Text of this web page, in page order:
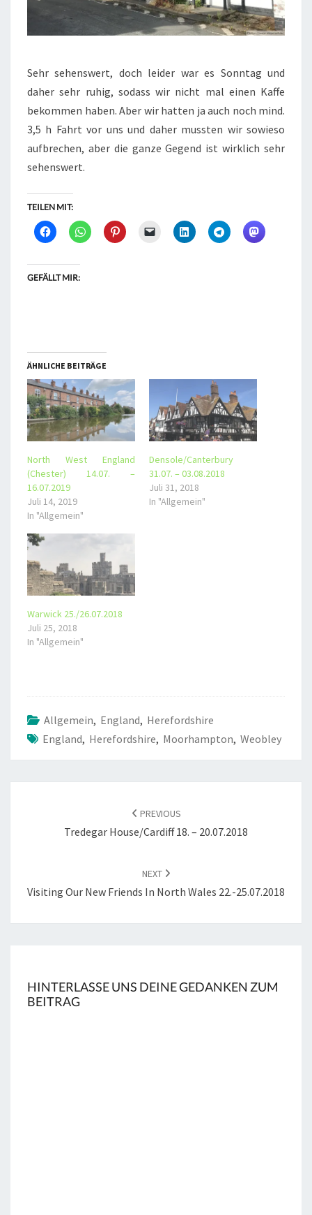
Sehr sehenswert, doch leider war es Sonntag und
daher sehr ruhig, sodass wir nicht mal einen Kaffe
bekommen haben. Aber wir hatten ja auch noch mind.
3,5 h Fahrt vor uns und daher mussten wir sowieso
aufbrechen, aber die ganze Gegend ist wirklich sehr
sehenswert.
TEILEN MIT:
GEFÄLLT MIR:
ÄHNLICHE BEITRÄGE
North West England
(Chester) 14.07. –
16.07.2019
Juli 14, 2019
In "Allgemein"
Densole/Canterbury
31.07. – 03.08.2018
Juli 31, 2018
In "Allgemein"
Warwick 25./26.07.2018
Juli 25, 2018
In "Allgemein"
Allgemein, England, Herefordshire
England, Herefordshire, Moorhampton, Weobley
PREVIOUS
Tredegar House/Cardiff 18. – 20.07.2018
NEXT
Visiting Our New Friends In North Wales 22.-25.07.2018
HINTERLASSE UNS DEINE GEDANKEN ZUM
BEITRAG